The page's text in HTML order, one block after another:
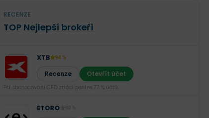
RECENZE
TOP Nejlepší brokeři
XTB 94 %
Recenze Otevřít účet
Při obchodování CFD ztrácí peníze 77 % účtů.
ETORO